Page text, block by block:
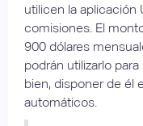
utilicen la aplicación
comisiones. El
900 dólares
podrán utilizarlo
bien, disponer de él
automáticos.